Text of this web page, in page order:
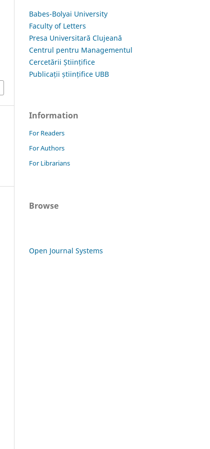
Babes-Bolyai University
Faculty of Letters
Presa Universitară Clujeană
Centrul pentru Managementul
Cercetării Științifice
Publicații științifice UBB
Information
For Readers
For Authors
For Librarians
Browse
Open Journal Systems